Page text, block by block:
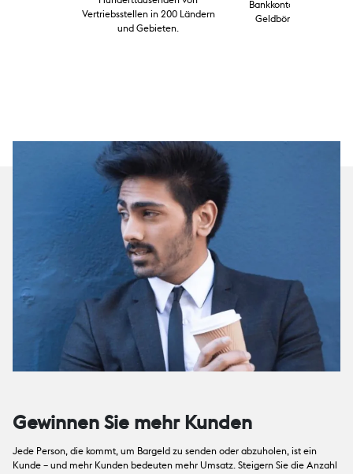
Vertriebsstellen in 200 Ländern
und Gebieten.
Bankkonto oder sogar
Geldbörsen
Gewinnen Sie mehr Kunden
Jede Person, die kommt, um Bargeld zu senden oder abzuholen, ist ein
Kunde – und mehr Kunden bedeuten mehr Umsatz. Steigern Sie die Anzahl